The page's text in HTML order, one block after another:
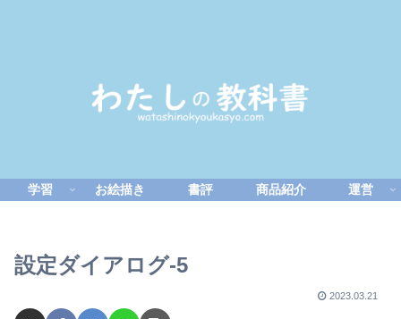
学習 お絵描き 書評 商品紹介 運営
設定ダイアログ-5
2023.03.21